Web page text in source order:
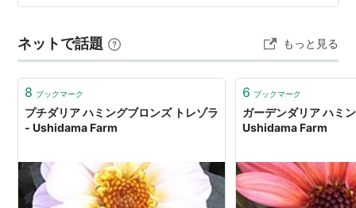
する・・・ なかなか趣のある品種です。 花苗 プチダリ
込、送料別) (2023/9/28時点) 楽天で購入 小輪銅葉 ダ…
ネットで話題 もっと見る
8 ブックマーク
プチダリア ハミングブロンズ トレゾラ
- Ushidama Farm
6 ブックマーク
ガーデンダリア ハミ
Ushidama Farm